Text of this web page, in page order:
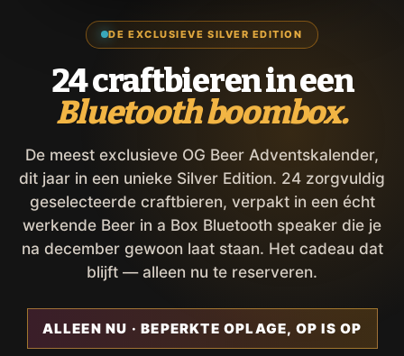
DE EXCLUSIEVE SILVER EDITION
24 craftbieren in een
Bluetooth boombox.
De meest exclusieve OG Beer Adventskalender,
dit jaar in een unieke Silver Edition. 24 zorgvuldig
geselecteerde craftbieren, verpakt in een écht
werkende Beer in a Box Bluetooth speaker die je
na december gewoon laat staan. Het cadeau dat
blijft — alleen nu te reserveren.
ALLEEN NU · BEPERKTE OPLAGE, OP IS OP